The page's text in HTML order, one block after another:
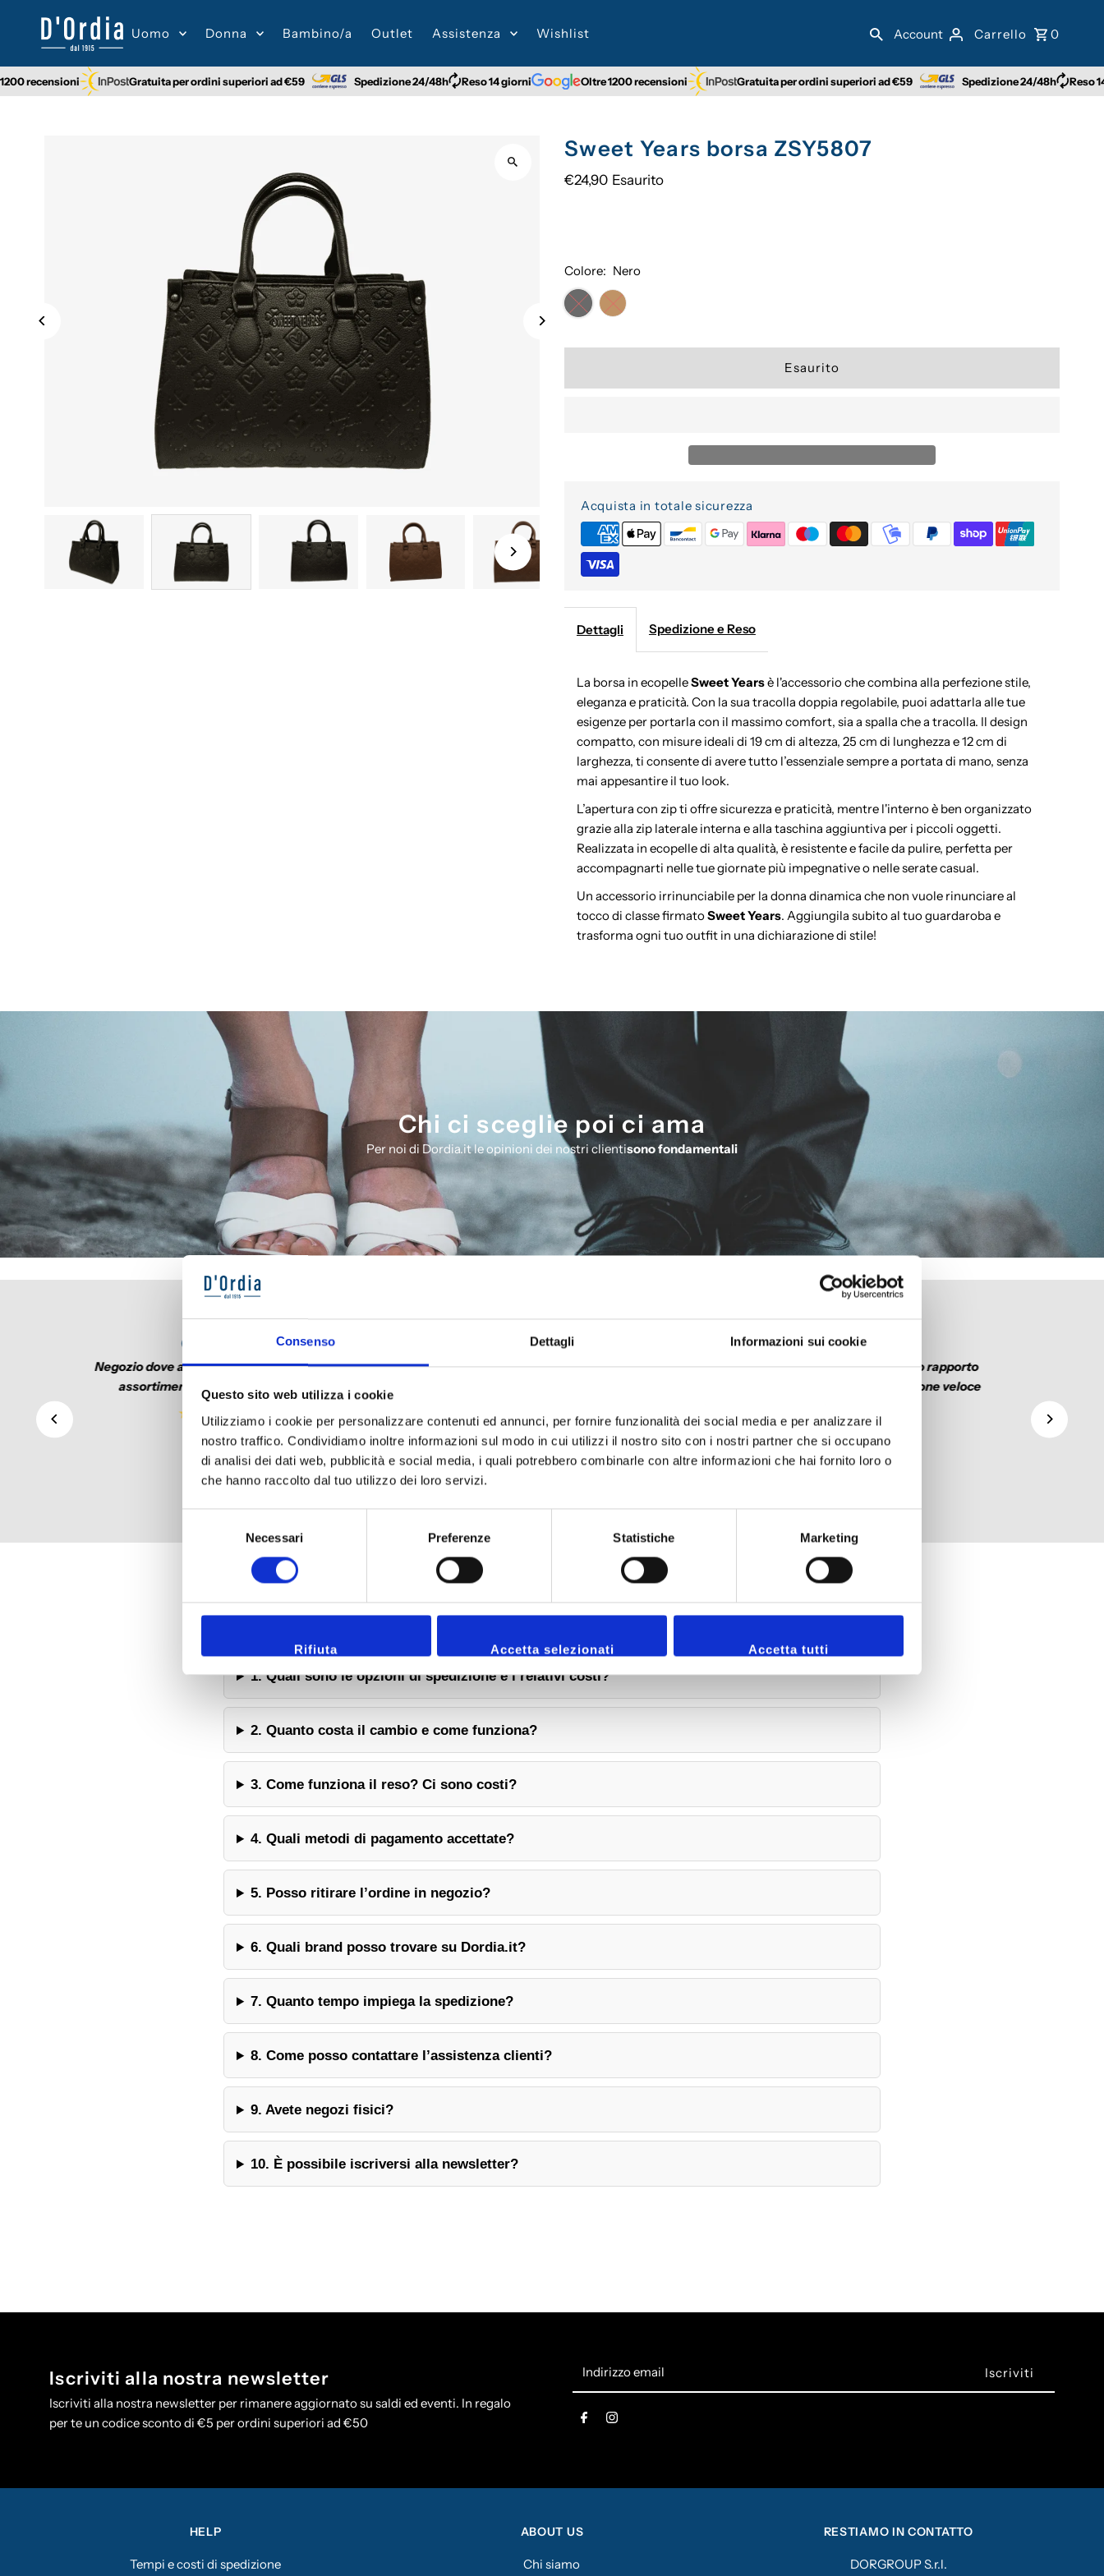
Consenso Dettagli Informazioni sui cookie
Questo sito web utilizza i cookie
Utilizziamo i cookie per personalizzare contenuti ed annunci, per fornire funzionalità dei social media e per analizzare il
nostro traffico. Condividiamo inoltre informazioni sul modo in cui utilizzi il nostro sito con i nostri partner che si occupano
di analisi dei dati web, pubblicità e social media, i quali potrebbero combinarle con altre informazioni che hai fornito loro o
che hanno raccolto dal tuo utilizzo dei loro servizi.
Necessari Preferenze Statistiche Marketing
Rifiuta Accetta selezionati Accetta tutti
Vai direttamente ai contenuti
Uomo
Donna Bambino/a Outlet Assistenza Wishlist Account Carrello 0
Gratuita per ordini superiori ad €59 Spedizione 24/48h Reso 14 giorni Oltre 1200 recensioni Gratuita per ordini superiori ad €59 Spedizione 24/48h Reso 14 giorni
Sweet Years borsa ZSY5807
€24,90 Esaurito
Colore: Nero
Acquista in totale sicurezza
Dettagli Spedizione e Reso
La borsa in ecopelleSweet Yearsè l'accessorio che combina alla perfezione stile,
eleganza e praticità. Con la sua tracolla doppia regolabile, puoi adattarla alle tue
esigenze per portarla con il massimo comfort, sia a spalla che a tracolla. Il design
compatto, con misure ideali di 19 cm di altezza, 25 cm di lunghezza e 12 cm di
larghezza, ti consente di avere tutto l’essenziale sempre a portata di mano, senza
mai appesantire il tuo look.
L’apertura con zip ti offre sicurezza e praticità, mentre l'interno è ben organizzato
grazie alla zip laterale interna e alla taschina aggiuntiva per i piccoli oggetti.
Realizzata in ecopelle di alta qualità, è resistente e facile da pulire, perfetta per
accompagnarti nelle tue giornate più impegnative o nelle serate casual.
Un accessorio irrinunciabile per la donna dinamica che non vuole rinunciare al
tocco di classe firmatoSweet Years. Aggiungila subito al tuo guardaroba e
trasforma ogni tuo outfit in una dichiarazione di stile!
Chi ci sceglie poi ci ama
Per noi di Dordia.it le opinioni dei nostri clientisono fondamentali
4.7 +1200 RECENSIONI Basato su + oltre 1200 recensioni Google
Gerardo
Negozio dove acquisto scarpe con vasto
assortimento per uomo e donna
Eugenio
Ottimo servizio, negozio ben fornito, con
Cosoli
Bel prodotto con ottimo rapporto
qualità/prezzo. Spedizione veloce
Domande Frequenti
1. Quali sono le opzioni di spedizione e i relativi costi?
2. Quanto costa il cambio e come funziona?
3. Come funziona il reso? Ci sono costi?
4. Quali metodi di pagamento accettate?
5. Posso ritirare l’ordine in negozio?
6. Quali brand posso trovare su Dordia.it?
7. Quanto tempo impiega la spedizione?
8. Come posso contattare l’assistenza clienti?
9. Avete negozi fisici?
10. È possibile iscriversi alla newsletter?
Iscriviti alla nostra newsletter
Iscriviti alla nostra newsletter per rimanere aggiornato su saldi ed eventi. In regalo
per te un codice sconto di €5 per ordini superiori ad €50
email
HELP
Tempi e costi di spedizione
ABOUT US
Chi siamo
RESTIAMO IN CONTATTO
DORGROUP S.r.l.